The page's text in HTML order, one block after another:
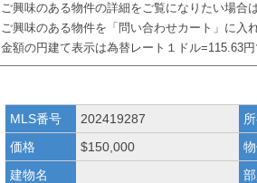
ご興味のある物件の詳細をご覧になりたい場合
ご興味のある物件を「問い合わせカート」に入
金額の円建て表示は為替レート１ドル=115.63
MLS番号 202419287
価格
$150,000
建物名